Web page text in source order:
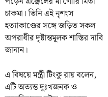
চাকমা। তিনি এই নৃশংস
হত্যাকাণ্ডের সঙ্গে জড়িত সকল
অপরাধীর দৃষ্টান্তমূলক শাস্তির দাবি
জানান।
এ বিষয়ে মন্ত্রী টিংকু রায় বলেন,
এটি অত্যন্ত দুঃখজনক ও